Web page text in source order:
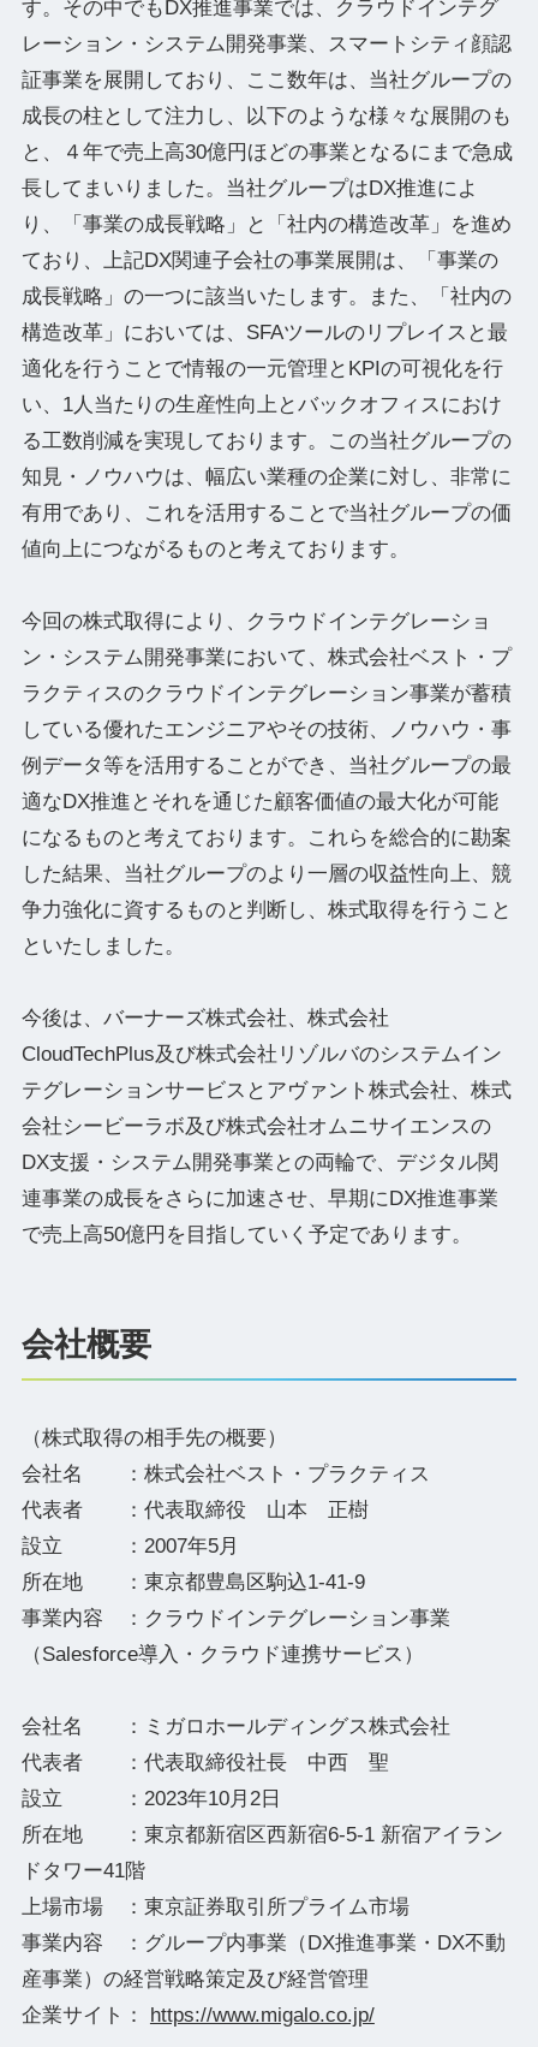
す。その中でもDX推進事業では、クラウドインテグ
レーション・システム開発事業、スマートシティ顔認
証事業を展開しており、ここ数年は、当社グループの
成長の柱として注力し、以下のような様々な展開のも
と、４年で売上高30億円ほどの事業となるにまで急成
長してまいりました。当社グループはDX推進によ
り、「事業の成長戦略」と「社内の構造改革」を進め
ており、上記DX関連子会社の事業展開は、「事業の
成長戦略」の一つに該当いたします。また、「社内の
構造改革」においては、SFAツールのリプレイスと最
適化を行うことで情報の一元管理とKPIの可視化を行
い、1人当たりの生産性向上とバックオフィスにおけ
る工数削減を実現しております。この当社グループの
知見・ノウハウは、幅広い業種の企業に対し、非常に
有用であり、これを活用することで当社グループの価
値向上につながるものと考えております。
今回の株式取得により、クラウドインテグレーショ
ン・システム開発事業において、株式会社ベスト・プ
ラクティスのクラウドインテグレーション事業が蓄積
している優れたエンジニアやその技術、ノウハウ・事
例データ等を活用することができ、当社グループの最
適なDX推進とそれを通じた顧客価値の最大化が可能
になるものと考えております。これらを総合的に勘案
した結果、当社グループのより一層の収益性向上、競
争力強化に資するものと判断し、株式取得を行うこと
といたしました。
今後は、バーナーズ株式会社、株式会社
CloudTechPlus及び株式会社リゾルバのシステムイン
テグレーションサービスとアヴァント株式会社、株式
会社シービーラボ及び株式会社オムニサイエンスの
DX支援・システム開発事業との両輪で、デジタル関
連事業の成長をさらに加速させ、早期にDX推進事業
で売上高50億円を目指していく予定であります。
会社概要
（株式取得の相手先の概要）
会社名 ：株式会社ベスト・プラクティス
代表者 ：代表取締役 山本 正樹
設立 ：2007年5月
所在地 ：東京都豊島区駒込1-41-9
事業内容 ：クラウドインテグレーション事業
（Salesforce導入・クラウド連携サービス）
会社名 ：ミガロホールディングス株式会社
代表者 ：代表取締役社長 中西 聖
設立 ：2023年10月2日
所在地 ：東京都新宿区西新宿6-5-1 新宿アイラン
ドタワー41階
上場市場 ：東京証券取引所プライム市場
事業内容 ：グループ内事業（DX推進事業・DX不動
産事業）の経営戦略策定及び経営管理
企業サイト：
https://www.migalo.co.jp/